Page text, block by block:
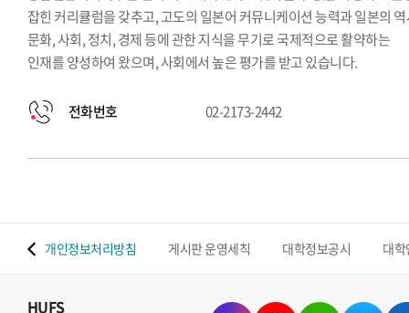
잡힌 커리큘럼을 갖추고, 고도의 일본어 커뮤니케이션 능력과 일본의
문화, 사회, 정치, 경제 등에 관한 지식을 무기로 국제적으로 활약하는
인재를 양성하여 왔으며, 사회에서 높은 평가를 받고 있습니다.
전화번호 02-2173-2442
개인정보처리방침 게시판 운영세칙 대학정보공시 대
HUFS